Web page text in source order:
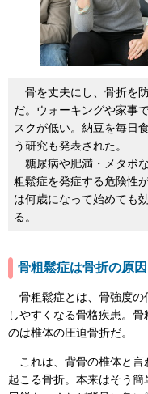
骨を丈夫にし、骨折を
だ。ウォーキングや家事
スクが低い。納豆を毎日
う研究も発表された。
糖尿病や肥満・メタボ
粗鬆症を発症する危険性
は何歳になって始めても
る。
骨粗鬆症は骨折の原
骨粗鬆症とは、骨強度の
しやすくなる骨格疾患。
のは椎体の圧迫骨折だ。
これは、背骨の椎体と言
起こる骨折。本来はそう